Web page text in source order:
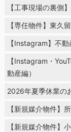
【工事現場の裏側
【専任物件】東久
【Instagram】不
【Instagram・
動産編）
2026年夏季休業の
【新規媒介物件】
【新規媒介物件】